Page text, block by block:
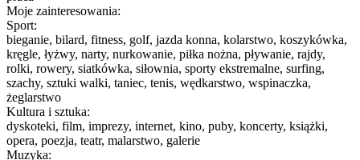
Moje zainteresowania:
Sport:
bieganie, bilard, fitness, golf, jazda konna, kolarstwo, koszykówka,
kręgle, łyżwy, narty, nurkowanie, piłka nożna, pływanie, rajdy,
rolki, rowery, siatkówka, siłownia, sporty ekstremalne, surfing,
szachy, sztuki walki, taniec, tenis, wędkarstwo, wspinaczka,
żeglarstwo
Kultura i sztuka:
dyskoteki, film, imprezy, internet, kino, puby, koncerty, książki,
opera, poezja, teatr, malarstwo, galerie
Muzyka: